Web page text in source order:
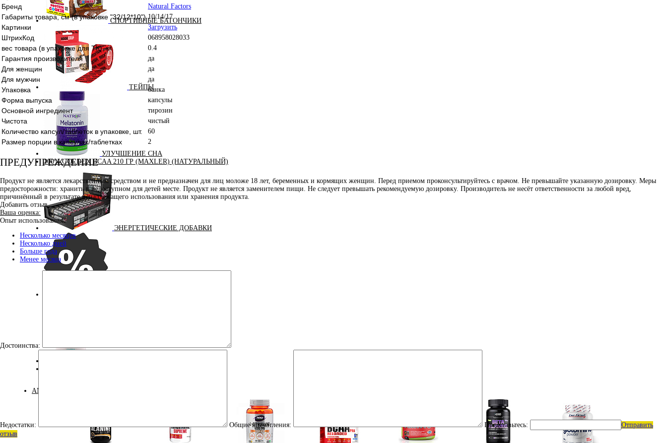
СПОРТИВНЫЕ БАТОНЧИКИ
ТЕЙПЫ
УЛУЧШЕНИЕ СНА
100% GOLDEN BCAA 210 ГР (MAXLER) (НАТУРАЛЬНЫЙ)
ЭНЕРГЕТИЧЕСКИЕ ДОБАВКИ
АМИНОКИСЛОТЫ
Бренд Natural Factors
Габариты товара, см (в упаковке "32/12*10") 10/14/17
Картинки Загрузить
ШтрихКод 068958028033
вес товара (в упаковке для ТК), кг 0.4
Гарантия производителя да
Для женщин да
Для мужчин да
Упаковка банка
Форма выпуска капсулы
Основной ингредиент тирозин
Чистота чистый
Количество капсул/таблеток в упаковке, шт. 60
Размер порции в капсулах/таблетках 2
ПРЕДУПРЕЖДЕНИЕ
Продукт не является лекарственным средством и не предназначен для лиц моложе 18 лет, беременных и кормящих женщин. Перед приемом проконсультируйтесь с врачом. Не превышайте указанную дозировку. Меры
предосторожности: хранить в недоступном для детей месте. Продукт не является заменителем пищи. Не следует превышать рекомендуемую дозировку. Производитель не несёт ответственности за любой вред,
причинённый в результате ненадлежащего использования или хранения продукта.
Добавить отзыв
Ваша оценка:
Опыт использования:
Несколько месяцев
Несколько дней
Больше года
Менее месяца
Достоинства:
Недостатки: Общие впечатления: Представьтесь:
Отправить
отзыв